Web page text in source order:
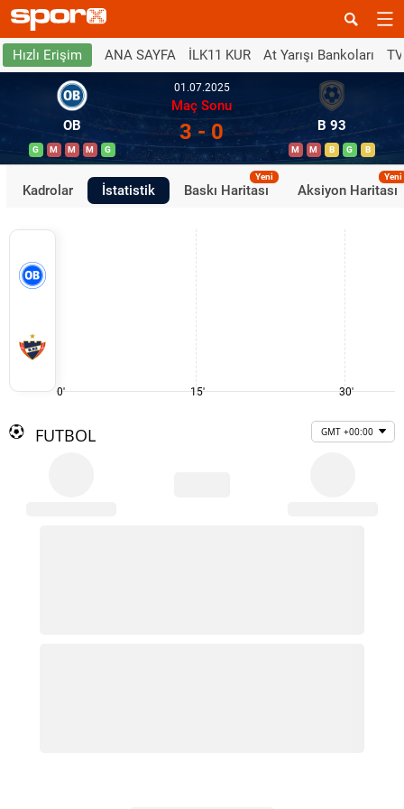
Hızlı Erişim ANA SAYFA İLK11 KUR At Yarışı Bankoları
OB
G M M M G
01.07.2025
Maç Sonu
3 - 0 B 93
M M B G B
Kadrolar İstatistik Baskı Haritası
Yeni
Aksiyon Haritası
Yeni
0' 15' 30'
FUTBOL GMT +00:00